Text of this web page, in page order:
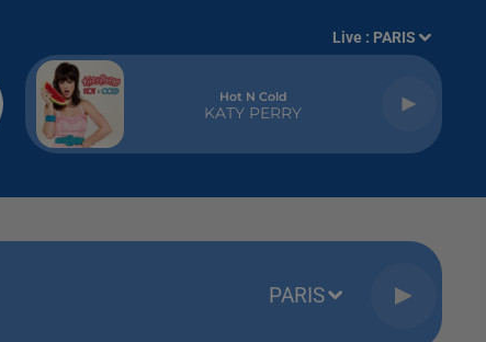
Live : PARIS
Hot N Cold
KATY PERRY
PARIS